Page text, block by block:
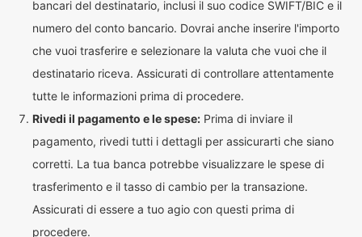
bancari del destinatario, inclusi il suo codice SWIFT/BIC e il
numero del conto bancario. Dovrai anche inserire l'importo
che vuoi trasferire e selezionare la valuta che vuoi che il
destinatario riceva. Assicurati di controllare attentamente
tutte le informazioni prima di procedere.
Rivedi il pagamento e le spese: Prima di inviare il
pagamento, rivedi tutti i dettagli per assicurarti che siano
corretti. La tua banca potrebbe visualizzare le spese di
trasferimento e il tasso di cambio per la transazione.
Assicurati di essere a tuo agio con questi prima di
procedere.